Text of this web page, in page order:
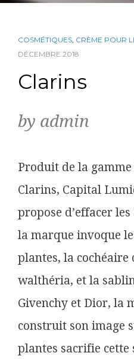
COSMÉTIQUES, CRÈME POUR
DÉCEMBRE 2018
Clarins
by admin
Produit de la
Clarins, Capital
propose d’effacer
la marque invoque
plantes, la cochéaire
walthéria, et la
Givenchy et Dior, la
construit son image
plantes sacrifie cette